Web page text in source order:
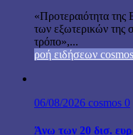
«Προτεραιότητα της
των εξωτερικών της
τρόπο»,...
ροή ειδήσεων
06/08/2026 cosmos 0
Άνω των 20 δισ.